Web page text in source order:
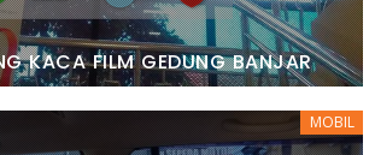
KACA FILM GEDUNG BANJAR
MOBIL